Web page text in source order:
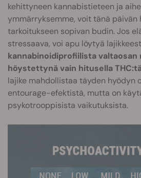
kehittyneen kannabistieteen ja
ymmärryksemme, voit tänä päivän
tarkoitukseen sopivan budin. Jos
stressaava, voi apu löytyä
kannabinoidiprofiilista valtaosan
höystettynä vain hitusella THC:tä
lajike mahdollistaa täyden hyödyn
entourage-efektistä, mutta on
psykotrooppisista vaikutuksista.